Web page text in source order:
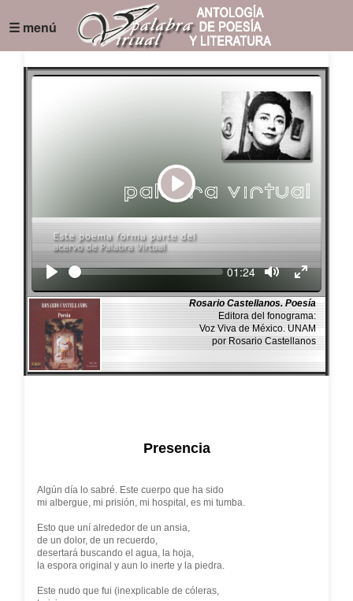
☰ menú
Play
Seek Current
01:24
Rosario Castellanos. Poesía
Editora del fonograma:
Voz Viva de México. UNAM
por Rosario Castellanos
Presencia
Algún día lo sabré. Este cuerpo que ha sido
mi albergue, mi prisión, mi hospital, es mi tumba.
Esto que uní alrededor de un ansia,
de un dolor, de un recuerdo,
desertará buscando el agua, la hoja,
la espora original y aun lo inerte y la piedra.
Este nudo que fui (inexplicable de cóleras,